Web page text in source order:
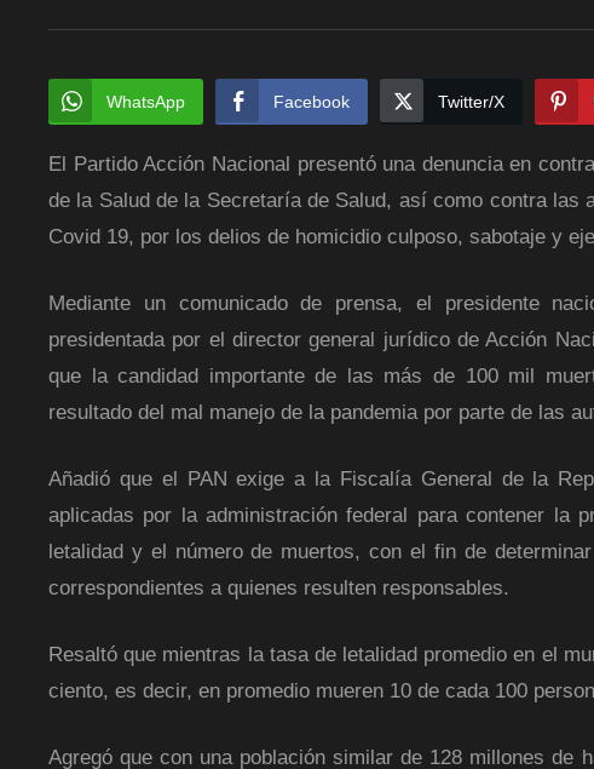
WhatsApp Facebook Twitter/X
El Partido Acción Nacional presentó una denuncia en
de la Salud de la Secretaría de Salud, así como contra las
Covid 19, por los delios de homicidio culposo, sabotaje y
Mediante un comunicado de prensa, el presidente
presidentada por el director general jurídico de Acción
que la candidad importante de las más de 100 mil
resultado del mal manejo de la pandemia por parte de las
Añadió que el PAN exige a la Fiscalía General de la
aplicadas por la administración federal para contener la
letalidad y el número de muertos, con el fin de
correspondientes a quienes resulten responsables.
Resaltó que mientras la tasa de letalidad promedio en el
ciento, es decir, en promedio mueren 10 de cada 100
Agregó que con una población similar de 128 millones de